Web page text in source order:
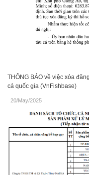
THÔNG BÁO về việc xóa
cá quốc gia (VnFishbase)
20/May/2025